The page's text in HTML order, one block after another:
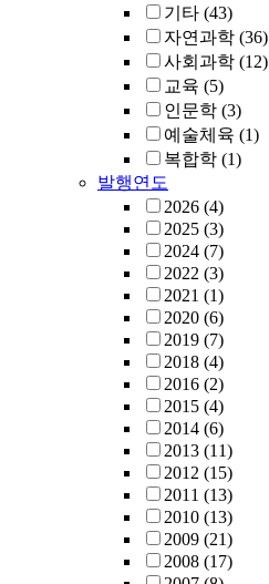
기타 (43)
자연과학 (36)
사회과학 (12)
교육 (5)
인문학 (3)
예술체육 (1)
복합학 (1)
발행연도
2026 (4)
2025 (3)
2024 (7)
2022 (3)
2021 (1)
2020 (6)
2019 (7)
2018 (4)
2016 (2)
2015 (4)
2014 (6)
2013 (11)
2012 (15)
2011 (13)
2010 (13)
2009 (21)
2008 (17)